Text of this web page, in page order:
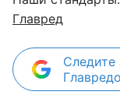
Главред
Следите